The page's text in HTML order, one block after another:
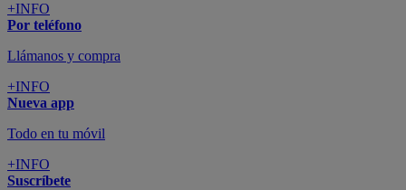
+INFO
Por teléfono
Llámanos y compra
+INFO
Nueva app
Todo en tu móvil
+INFO
Suscríbete